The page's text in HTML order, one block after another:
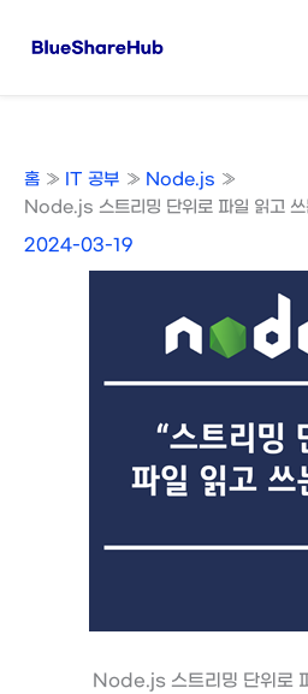
홈 IT 공부
Node.js
Node.js 스트리밍 단위로 파일 읽고 쓰
2024-03-19
Node.js 스트리밍 단위로